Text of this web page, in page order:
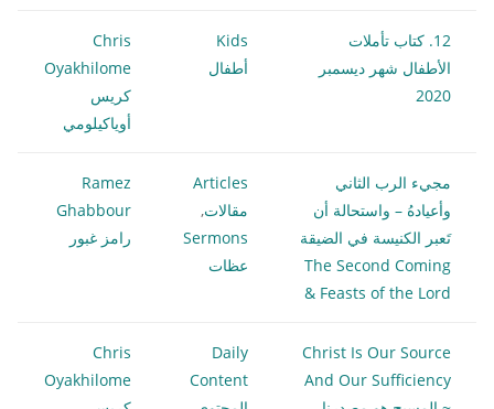
12. كتاب تأملات
الأطفال شهر ديسمبر
2020
Kids
أطفال
Chris
Oyakhilome
كريس
أوياكيلومي
مجيء الرب الثاني
وأعيادهُ – واستحالة أن
تَعبر الكنيسة في الضيقة
The Second Coming
& Feasts of the Lord
Articles
مقالات,
Sermons
عظات
Ramez
Ghabbour
رامز غبور
Christ Is Our Source
And Our Sufficiency
Daily
Content
Chris
Oyakhilome